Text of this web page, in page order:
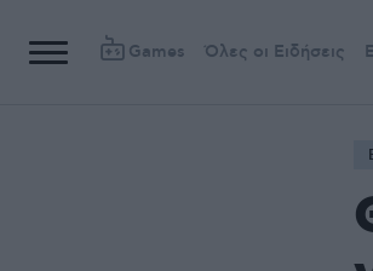
Games Όλες οι Ειδήσεις